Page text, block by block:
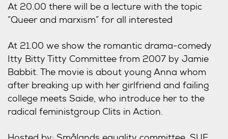
At 20.00 there will be a lecture with the topic
”Queer and marxism” for all interested
At 21.00 we show the romantic drama-comedy
Itty Bitty Titty Committee from 2007 by Jamie
Babbit. The movie is about young Anna whom
after breaking up with her girlfriend and failing
college meets Saide, who introduce her to the
radical feministgroup Clits in Action.